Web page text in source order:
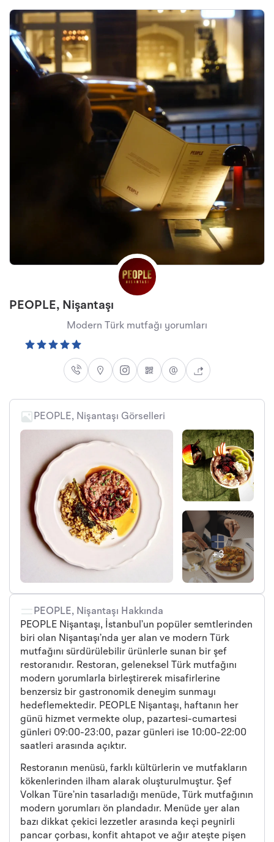
PEOPLE, Nişantaşı
Modern Türk mutfağı yorumları
PEOPLE, Nişantaşı Görselleri
+3
PEOPLE, Nişantaşı Hakkında
PEOPLE Nişantaşı, İstanbul’un popüler semtlerinden
biri olan Nişantaşı’nda yer alan ve modern Türk
mutfağını sürdürülebilir ürünlerle sunan bir şef
restoranıdır. Restoran, geleneksel Türk mutfağını
modern yorumlarla birleştirerek misafirlerine
benzersiz bir gastronomik deneyim sunmayı
hedeflemektedir. PEOPLE Nişantaşı, haftanın her
günü hizmet vermekte olup, pazartesi-cumartesi
günleri 09:00-23:00, pazar günleri ise 10:00-22:00
saatleri arasında açıktır.
Restoranın menüsü, farklı kültürlerin ve mutfakların
kökenlerinden ilham alarak oluşturulmuştur. Şef
Volkan Türe’nin tasarladığı menüde, Türk mutfağının
modern yorumları ön plandadır. Menüde yer alan
bazı dikkat çekici lezzetler arasında keçi peynirli
pancar çorbası, konfit ahtapot ve ağır ateşte pişen